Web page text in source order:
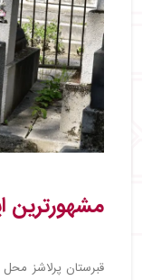
مشهورترین
قبرستان پرلاشز